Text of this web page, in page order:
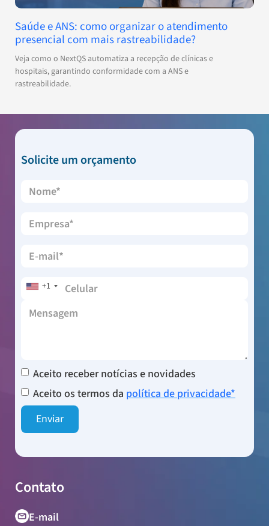
Saúde e ANS: como organizar o atendimento
presencial com mais rastreabilidade?
Veja como o NextQS automatiza a recepção de clínicas e
hospitais, garantindo conformidade com a ANS e
rastreabilidade.
Solicite um orçamento
+1
Aceito receber notícias e novidades
Aceito os termos da política de privacidade*
Contato
E-mail